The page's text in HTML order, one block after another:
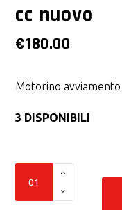
cc nuovo
€180.00
Motorino
3 DISPONIBILI
avviamento